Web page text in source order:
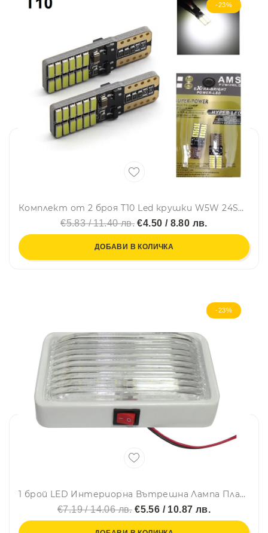
-23%
Комплект от 2 броя T10 Led крушки W5W 24SMD 12V-24V бяла светлина в блистер
€5.83 / 11.40 лв. €4.50 / 8.80 лв.
ДОБАВИ В КОЛИЧКА
-23%
1 брой LED Интериорна Вътрешна Лампа Плафон Таван Правоъгълна12V За Кола Камион Бус Каравана Кемпер
€7.19 / 14.06 лв.€5.56 / 10.87 лв.